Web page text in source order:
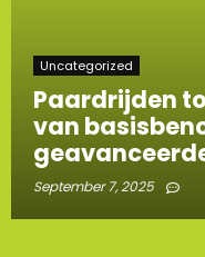
Uncategorized
Paardrijden
van
September 7, 2025